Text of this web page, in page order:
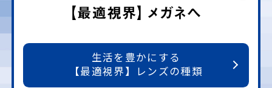
生活を豊かにする
【最適視界】レンズの種類